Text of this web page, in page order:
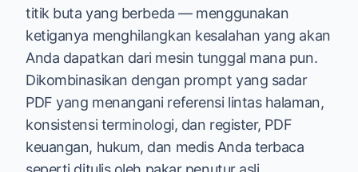
titik buta yang berbeda — menggunakan
ketiganya menghilangkan kesalahan yang akan
Anda dapatkan dari mesin tunggal mana pun.
Dikombinasikan dengan prompt yang sadar
PDF yang menangani referensi lintas halaman,
konsistensi terminologi, dan register, PDF
keuangan, hukum, dan medis Anda terbaca